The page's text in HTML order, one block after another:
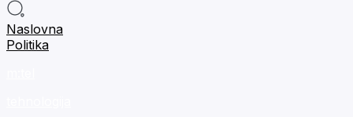
Naslovna
Politika